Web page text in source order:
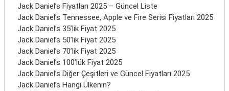
Jack Daniel’s Fiyatları 2025 – Güncel Liste
Jack Daniel’s Tennessee, Apple ve Fire Serisi Fiyatları 2025
Jack Daniel’s 35’lik Fiyat 2025
Jack Daniel’s 50’lik Fiyat 2025
Jack Daniel’s 70’lik Fiyat 2025
Jack Daniel’s 100’lük Fiyat 2025
Jack Daniel’s Diğer Çeşitleri ve Güncel Fiyatları 2025
Jack Daniel’s Hangi Ülkenin?